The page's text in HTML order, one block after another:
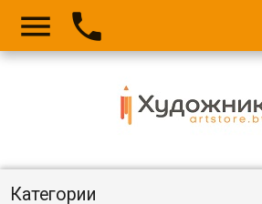
 
Категории